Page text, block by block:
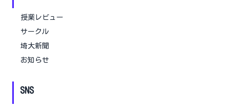
授業レビュー
サークル
埼大新聞
お知らせ
SNS